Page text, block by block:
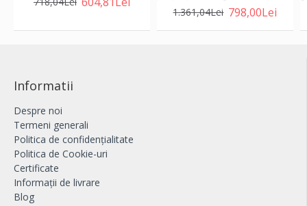
798,00Lei
1.361,04Lei
Informatii
Despre noi
Termeni generali
Politica de confidențialitate
Politica de Cookie-uri
Certificate
Informații de livrare
Blog